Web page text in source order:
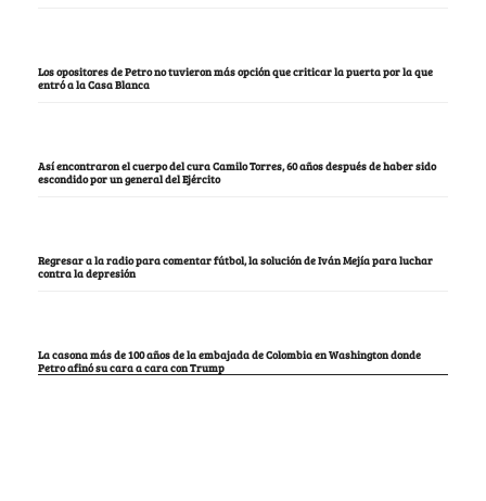
Los opositores de Petro no tuvieron más opción que criticar la puerta por la que
entró a la Casa Blanca
Así encontraron el cuerpo del cura Camilo Torres, 60 años después de haber sido
escondido por un general del Ejército
Regresar a la radio para comentar fútbol, la solución de Iván Mejía para luchar
contra la depresión
La casona más de 100 años de la embajada de Colombia en Washington donde
Petro afinó su cara a cara con Trump